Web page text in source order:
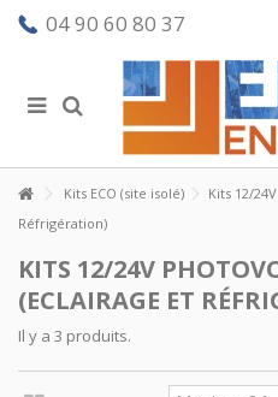
04 90 60 80 37
Kits ECO (site isolé)
Kits 12/
Réfrigération)
KITS 12/24V
(ECLAIRAGE ET
Il y a 3 produits.